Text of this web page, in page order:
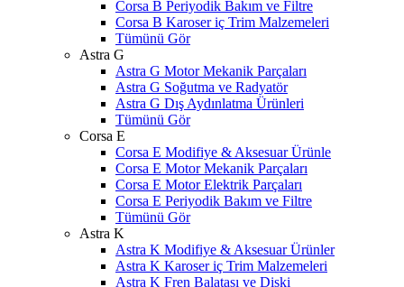
Corsa B Periyodik Bakım ve Filtre
Corsa B Karoser iç Trim Malzemeleri
Tümünü Gör
Astra G
Astra G Motor Mekanik Parçaları
Astra G Soğutma ve Radyatör
Astra G Dış Aydınlatma Ürünleri
Tümünü Gör
Corsa E
Corsa E Modifiye & Aksesuar Ürünle
Corsa E Motor Mekanik Parçaları
Corsa E Motor Elektrik Parçaları
Corsa E Periyodik Bakım ve Filtre
Tümünü Gör
Astra K
Astra K Modifiye & Aksesuar Ürünler
Astra K Karoser iç Trim Malzemeleri
Astra K Fren Balatası ve Diski